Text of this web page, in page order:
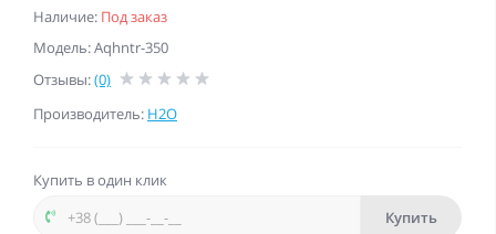
Наличие: Под заказ
Модель: Aqhntr-350
Отзывы:(0)
Производитель: H2O
Купить в один клик
Купить